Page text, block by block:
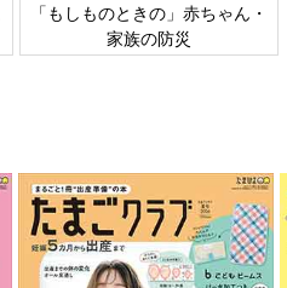
「もしものときの」赤ちゃん・
家族の防災